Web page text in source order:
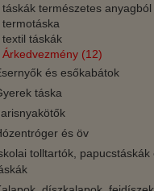
táskák természetes anyagból
termotáska
textil táskák
Árkedvezmény (12)
és esőkabátok
táska
és öv
tolltartók, papucstáskák